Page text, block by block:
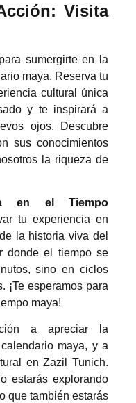
Visita
sumergirte en la
maya. Reserva tu
cultural única
y te inspirará a
ojos. Descubre
sus conocimientos
la riqueza de
en el Tiempo
tu experiencia en
la historia viva del
donde el tiempo se
sino en ciclos
¡Te esperamos para
maya!
a apreciar la
maya, y a
en Zazil Tunich.
estarás explorando
que también estarás